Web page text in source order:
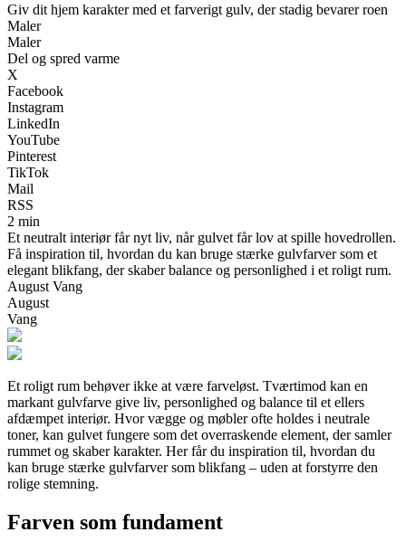
Giv dit hjem karakter med et farverigt gulv, der stadig bevarer roen
Maler
Maler
Del og spred varme
X
Facebook
Instagram
LinkedIn
YouTube
Pinterest
TikTok
Mail
RSS
2 min
Et neutralt interiør får nyt liv, når gulvet får lov at spille hovedrollen.
Få inspiration til, hvordan du kan bruge stærke gulvfarver som et
elegant blikfang, der skaber balance og personlighed i et roligt rum.
August Vang
August
Vang
Et roligt rum behøver ikke at være farveløst. Tværtimod kan en
markant gulvfarve give liv, personlighed og balance til et ellers
afdæmpet interiør. Hvor vægge og møbler ofte holdes i neutrale
toner, kan gulvet fungere som det overraskende element, der samler
rummet og skaber karakter. Her får du inspiration til, hvordan du
kan bruge stærke gulvfarver som blikfang – uden at forstyrre den
rolige stemning.
Farven som fundament